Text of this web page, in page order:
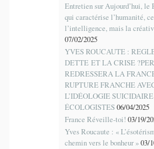
Entretien sur Aujourd’hui, le
qui caractérise l’humanité, ce
l’intelligence, mais la
07/02/2025
YVES ROUCAUTE :
DETTE ET LA CRISE
REDRESSERA LA
RUPTURE FRANCHE
L’IDÉOLOGIE
ÉCOLOGISTES06/04/2025
France Réveille-toi! 03/19/
Yves Roucaute : «
chemin vers le bonheur »03/